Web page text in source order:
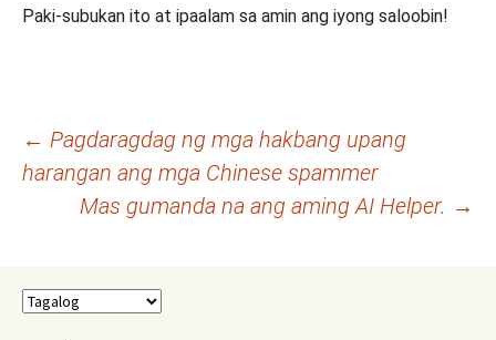
Paki-subukan ito at ipaalam sa amin ang iyong saloobin!
Post
navigation
← Pagdaragdag ng mga hakbang upang
harangan ang mga Chinese spammer
Mas gumanda na ang aming AI Helper. →